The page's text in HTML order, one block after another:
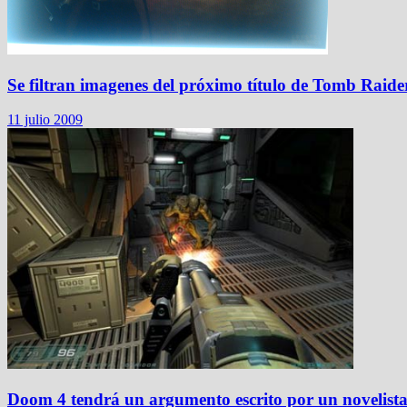
Se filtran imagenes del próximo título de Tomb
11 julio 2009
Doom 4 tendrá un argumento escrito por un novelista